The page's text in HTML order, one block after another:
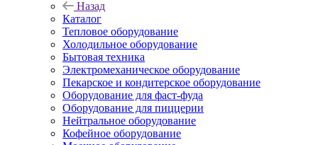
Назад
Каталог
Тепловое оборудование
Холодильное оборудование
Бытовая техника
Электромеханическое оборудование
Пекарское и кондитерское оборудование
Оборудование для фаст-фуда
Оборудование для пиццерии
Нейтральное оборудование
Кофейное оборудование